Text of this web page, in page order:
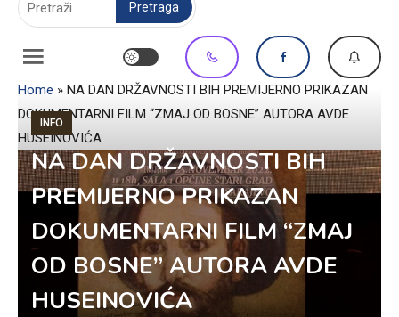
Home » NA DAN DRŽAVNOSTI BIH PREMIJERNO PRIKAZAN
DOKUMENTARNI FILM “ZMAJ OD BOSNE” AUTORA AVDE
HUSEINOVIĆA
INFO
NA DAN DRŽAVNOSTI BIH
PREMIJERNO PRIKAZAN
DOKUMENTARNI FILM “ZMAJ
OD BOSNE” AUTORA AVDE
HUSEINOVIĆA